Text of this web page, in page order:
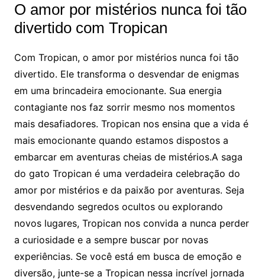
O amor por mistérios nunca foi tão
divertido com Tropican
Com Tropican, o amor por mistérios nunca foi tão
divertido. Ele transforma o desvendar de enigmas
em uma brincadeira emocionante. Sua energia
contagiante nos faz sorrir mesmo nos momentos
mais desafiadores. Tropican nos ensina que a vida é
mais emocionante quando estamos dispostos a
embarcar em aventuras cheias de mistérios.A saga
do gato Tropican é uma verdadeira celebração do
amor por mistérios e da paixão por aventuras. Seja
desvendando segredos ocultos ou explorando
novos lugares, Tropican nos convida a nunca perder
a curiosidade e a sempre buscar por novas
experiências. Se você está em busca de emoção e
diversão, junte-se a Tropican nessa incrível jornada